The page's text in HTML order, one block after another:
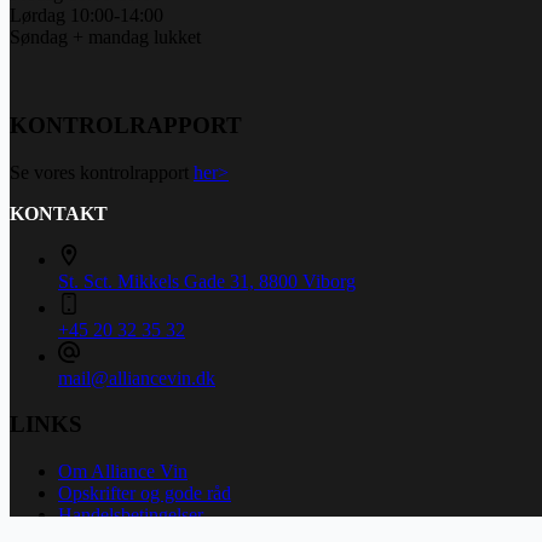
Lørdag 10:00-14:00
Søndag + mandag lukket
KONTROLRAPPORT
Se vores kontrolrapport her>
KONTAKT
St. Sct. Mikkels Gade 31, 8800 Viborg
+45 20 32 35 32
mail@alliancevin.dk
LINKS
Om Alliance Vin
Opskrifter og gode råd
Handelsbetingelser